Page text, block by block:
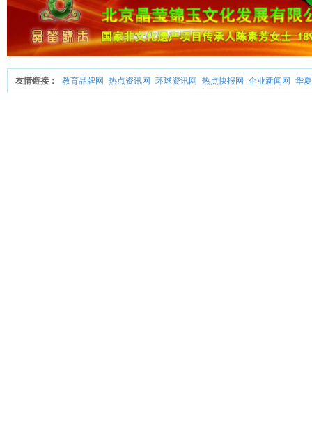
友情链接： 教育品牌网 热点资讯网 环球资讯网 热点快报网 企业新闻网 华